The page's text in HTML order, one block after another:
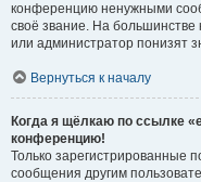
конференцию ненужными
своё звание. На
или администратор понизят
Вернуться к началу
Когда я щёлкаю по ссылке
конференцию!
Только зарегистрированные
сообщения другим